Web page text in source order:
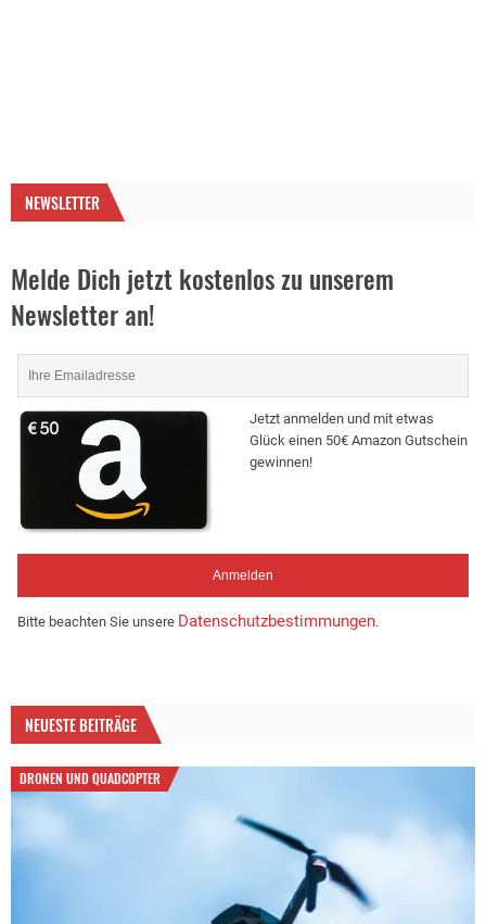
NEWSLETTER
Melde Dich jetzt kostenlos zu unserem
Newsletter an!
Jetzt anmelden und mit etwas
Glück einen 50€ Amazon Gutschein
gewinnen!
Bitte beachten Sie unsere Datenschutzbestimmungen.
NEUESTE BEITRÄGE
DRONEN UND QUADCOPTER